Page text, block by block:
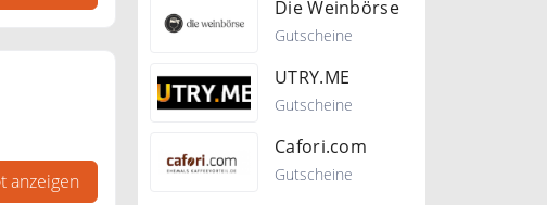
anzeigen
Die Weinbörse
Gutscheine
UTRY.ME
Gutscheine
Cafori.com
Gutscheine